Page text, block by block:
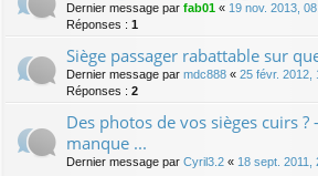
Dernier message par fab01 « 19 nov. 2013,
Réponses : 1
Siège passager rabattable sur
Dernier message par mdc888 « 25 févr. 2012,
Réponses : 2
Des photos de vos sièges cuirs
manque ...
Dernier message par Cyril3.2 « 18 sept. 2011,